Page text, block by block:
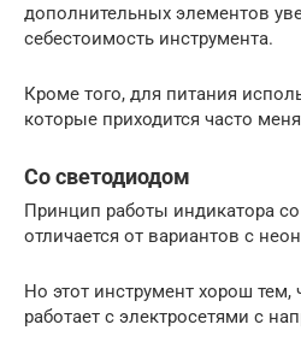
дополнительных элементов
себестоимость инструмента.
Кроме того, для питания
которые приходится часто
Со светодиодом
Принцип работы индикатора
отличается от вариантов с
Но этот инструмент хорош тем,
работает с электросетями с